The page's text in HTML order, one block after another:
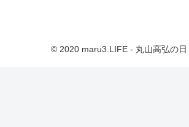
© 2020 maru3.LIFE - 丸山高弘の日